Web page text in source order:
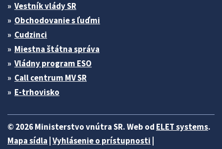
Vestník vlády SR
Obchodovanie s ľuďmi
Cudzinci
Miestna štátna správa
Vládny program ESO
Call centrum MV SR
E-trhovisko
© 2026 Ministerstvo vnútra SR. Web od ELET systems.
Mapa sídla Vyhlásenie o prístupnosti